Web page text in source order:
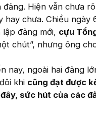
Hiện vẫn chưa rõ
chưa. Chiều ngày
đảng mới, cựu
chút”, nhưng ông
nay, ngoài hai đảng
khi cũng đạt được
sức hút của các